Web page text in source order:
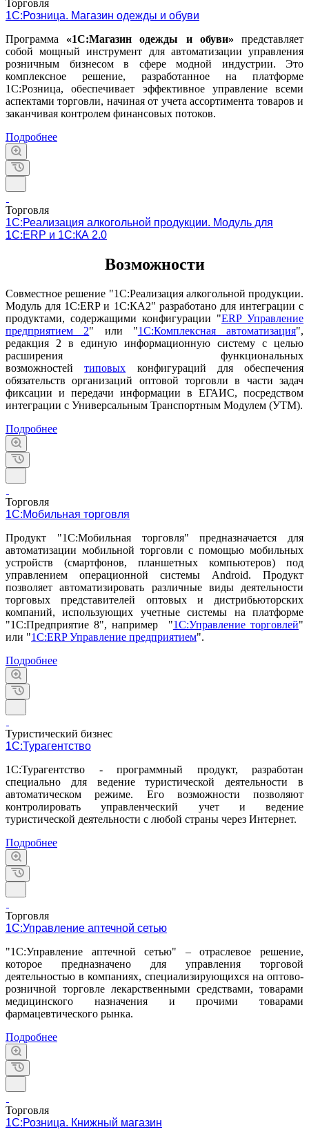
Торговля
1С:Розница. Магазин одежды и обуви
Программа «1С:Магазин одежды и обуви» представляет
собой мощный инструмент для автоматизации управления
розничным бизнесом в сфере модной индустрии. Это
комплексное решение, разработанное на платформе
1С:Розница, обеспечивает эффективное управление всеми
аспектами торговли, начиная от учета ассортимента товаров и
заканчивая контролем финансовых потоков.
Подробнее
Торговля
1С:Реализация алкогольной продукции. Модуль для
1С:ERP и 1С:КА 2.0
Возможности
Совместное решение "1С:Реализация алкогольной продукции.
Модуль для 1С:ERP и 1С:КА2" разработано для интеграции с
продуктами, содержащими конфигурации "ERP Управление
предприятием 2" или "1С:Комплексная автоматизация",
редакция 2 в единую информационную систему с целью
расширения функциональных
возможностейтиповых конфигураций для обеспечения
обязательств организаций оптовой торговли в части задач
фиксации и передачи информации в ЕГАИС, посредством
интеграции с Универсальным Транспортным Модулем (УТМ).
Подробнее
Торговля
1С:Мобильная торговля
Продукт "1С:Мобильная торговля" предназначается для
автоматизации мобильной торговли с помощью мобильных
устройств (смартфонов, планшетных компьютеров) под
управлением операционной системы Android. Продукт
позволяет автоматизировать различные виды деятельности
торговых представителей оптовых и дистрибьюторских
компаний, использующих учетные системы на платформе
"1С:Предприятие 8", например "1С:Управление торговлей"
или "1С:ERP Управление предприятием".
Подробнее
Туристический бизнес
1С:Турагентство
1С:Турагентство - программный продукт, разработан
специально для ведение туристической деятельности в
автоматическом режиме. Его возможности позволяют
контролировать управленческий учет и ведение
туристической деятельности с любой страны через Интернет.
Подробнее
Торговля
1С:Управление аптечной сетью
"1С:Управление аптечной сетью" – отраслевое решение,
которое предназначено для управления торговой
деятельностью в компаниях, специализирующихся на оптово-
розничной торговле лекарственными средствами, товарами
медицинского назначения и прочими товарами
фармацевтического рынка.
Подробнее
Торговля
1С:Розница. Книжный магазин